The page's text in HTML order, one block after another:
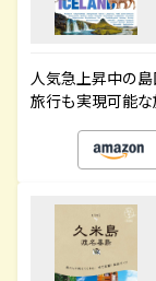
人気急上昇中の
旅行も実現可能な